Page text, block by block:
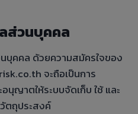
ส่วนบุคคล
คคล ด้วยความสมัครใจของ
จะถือเป็นการ
นุญาตให้ระบบจัดเก็บ ใช้ และ
ตถุประสงค์